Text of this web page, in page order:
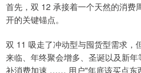
首先，双 12 承接着一个天然的消费
开的关键锚点。
双 11 吸走了冲动型与囤货型需求，
来临、年终聚会增多、圣诞以及新
补消费加速 …… 用户"年底该买点东